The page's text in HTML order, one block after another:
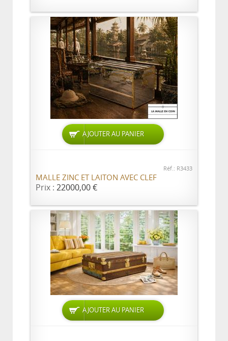
AJOUTER AU PANIER
Réf.: R3433
MALLE ZINC ET LAITON AVEC CLEF
Prix : 22000,00 €
AJOUTER AU PANIER